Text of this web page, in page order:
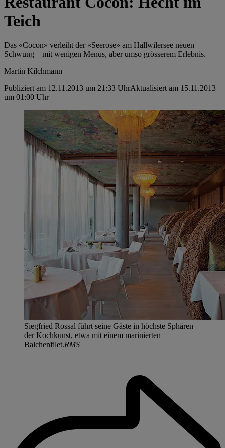
Teich
Das «Cocon» verleiht der «Seerose» am Hallwilersee neuen
Schwung – mit wenigen ­Menus, aber umso grösserem Erlebnis.
Martin Kilchmann
Publiziert am 12.11.2013 um 21:33 UhrAktualisiert am 15.11.2013
um 01:00 Uhr
Siegfried Rossal führt seine Gäste in höchste Sphären
der Kochkunst, etwa mit einem marinierten
Balchenfilet.RMS